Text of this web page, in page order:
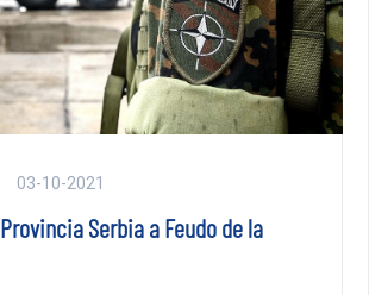
03-10-2021
Serbia a Feudo de la